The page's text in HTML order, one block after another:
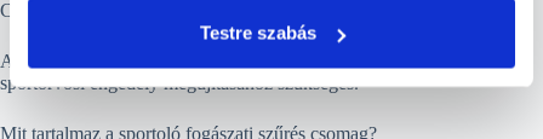
Testre szabás
CT-vizsgálat elemzésével, valamint góc-szűréssel.
A vizsgálat után igazolást is adunk, ami a rendszeres
sportorvosi engedély megújításához szükséges.
Mit tartalmaz a sportoló fogászati szűrés csomag?